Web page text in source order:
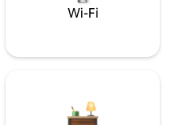
Wi-Fi